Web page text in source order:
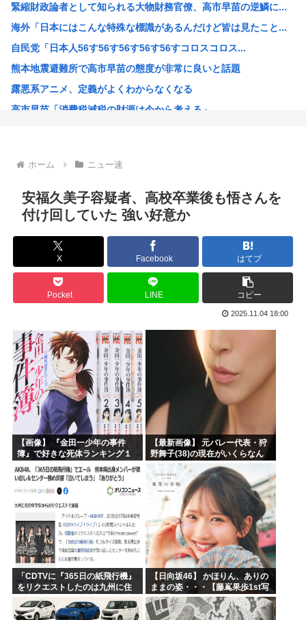
【速報】全国の女子高生、お前らに苦言www
【画像あり】女子、整形に成功「この形の鼻が全女子の理想だ...
【衝撃】兵庫県斎藤知事、海外事業所を全て廃止へ「公務員が...
【悲報】上司さんからタコ殴りにされて被害届出したんやけど...
【驚愕】いまだに続いていると聞いてビビる漫画「ながされて...
緊縮財政論者として知られる大物財務官僚、高市早苗の逆鱗に...
海外「日本にはこんな特殊な標識があるんだけど皆は見たこと...
自民党「日本人56す56す56す56す56すコロスコロス...
熊本地震避難所で高市早苗の態度が非常に良いと話題
露悪系アニメ、定義がよくわからなくなる
高市早苗「消費税減税の財源は今から考える」
中国大使館に侵入した自衛官（24）、動機を告白「中国の強...
海外「ディズニーがゴミのようだ！」日本がアニメ化した米人...
今期アニメの評価、ついに固まる
「味方のふりをしてたが、実は敵のスパイだったキャラ」 何...
みいちゃん作者、お気持ち表明ツイートから1週間沈黙www
高市総書記に逆らった財務官僚、左遷されるwww
【画像】カノカリ女、とんでもないエ口グッズにされてしまい...
韓国人「日本には韓国みたいなドラッグストアがないので韓国...
宮崎駿「声優は娼婦のような声」←これ正論すぎるよな
なんかおもろい漫画ない?
バンダイナムコ決算、プリキュアが前年比大幅減少
ホーム ニュー速
安福久美子容疑者、高校卒業後も悟さんを
付け回していた 強い好意か
X Facebook はてブ
Pocket LINE コピー
2025.11.04 18:00
【画像】 『金田一少年の事件
簿』で好きな死体ランキング１
位がこちら！
【最新画像】 元バレー代表・狩
野舞子(38)の現在がいくらなん
でも即ハボすぎる！
「CDTVに『365日の紙飛行機』
をリクエストしたのは九州に住
む中学生」←この事実って結構
デカいよな【AKB48】
【日向坂46】 かほりん、ありの
ままの姿・・・【藤嶌果歩1st写
真集】